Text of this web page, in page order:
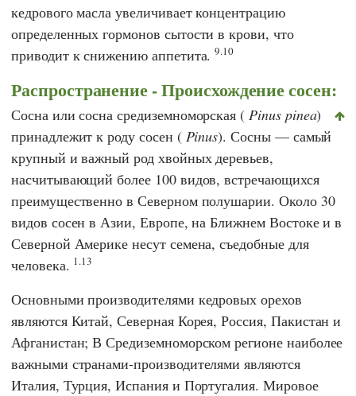
кедрового масла увеличивает концентрацию
определенных гормонов сытости в крови, что
приводит к снижению аппетита.9.10
Распространение - Происхождение сосен:
Сосна или сосна средиземноморская (Pinus pinea)
принадлежит к роду сосен ( Pinus). Сосны — самый
крупный и важный род хвойных деревьев,
насчитывающий более 100 видов, встречающихся
преимущественно в Северном полушарии. Около 30
видов сосен в Азии, Европе, на Ближнем Востоке и в
Северной Америке несут семена, съедобные для
человека. 1.13
Основными производителями кедровых орехов
являются Китай, Северная Корея, Россия, Пакистан и
Афганистан; В Средиземноморском регионе наиболее
важными странами-производителями являются
Италия, Турция, Испания и Португалия. Мировое